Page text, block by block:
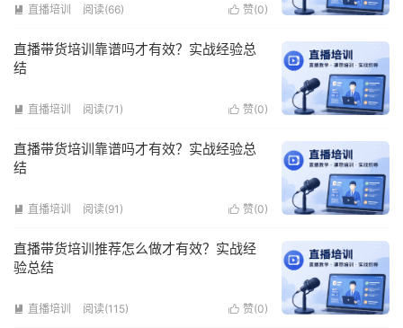
 赞(0)
 直播培训 阅读(66)
直播带货培训靠谱吗才有效？实战经验总
结
 赞(0)
 直播培训 阅读(71)
直播带货培训靠谱吗才有效？实战经验总
结
 赞(0)
 直播培训 阅读(91)
直播带货培训推荐怎么做才有效？实战经
验总结
 赞(0)
 直播培训 阅读(115)